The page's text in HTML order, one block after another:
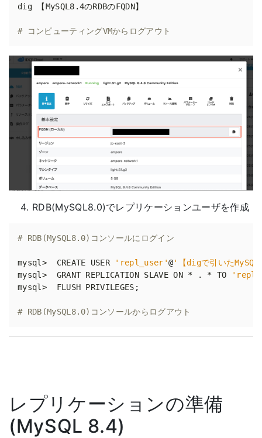
# コンピューティングVMからログアウト
RDB(MySQL8.0)でレプリケーションユーザを作成
# RDB(MySQL8.0)コンソールにログイン
mysql>  CREATE USER 'repl_user'@'【digで引いた
mysql>  GRANT REPLICATION SLAVE ON * . * TO
mysql>  FLUSH PRIVILEGES ;
# RDB(MySQL8.0)コンソールからログアウト
レプリケーションの準備
(MySQL 8.4)